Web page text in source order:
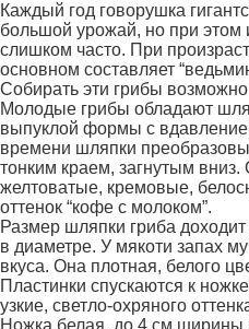
Каждый год говорушка
большой урожай, но при этом
слишком часто. При
основном составляет
Собирать эти грибы возможно
Молодые грибы обладают
выпуклой формы с
времени шляпки
тонким краем, загнутым
желтоватые, кремовые,
оттенок “кофе с молоком”.
Размер шляпки гриба
в диаметре. У мякоти запах
вкуса. Она плотная, белого
Пластинки спускаются к
узкие, светло-охряного
Ножка белая, до 4 см ширины